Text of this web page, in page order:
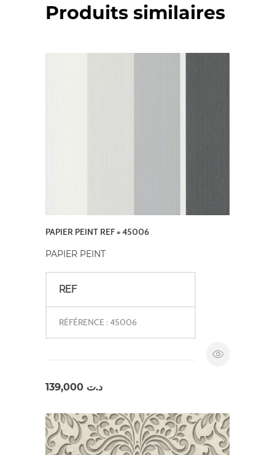
Produits similaires
PAPIER PEINT REF = 45006
PAPIER PEINT
REF
RÉFÉRENCE : 45006
د.ت